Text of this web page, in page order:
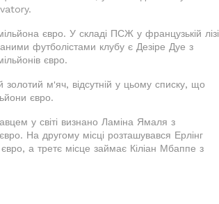
євро. У складі ПСЖ у французькій лізі
футболістами клубу є Дезіре Дуе з
євро.
м'яч, відсутній у цьому списку, що
євро.
у світі визнано Ламіна Ямаля з
На другому місці розташувався Ерлінг
а третє місце займає Кіліан Мбаппе з